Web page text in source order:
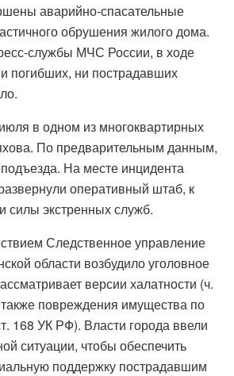
аварийно-спасательные
обрушения жилого дома.
службы МЧС России, в ходе
погибших, ни пострадавших
в одном из многоквартирных
По предварительным данным,
На месте инцидента
оперативный штаб, к
силы экстренных служб.
Следственное управление
области возбудило уголовное
версии халатности (ч.
повреждения имущества по
168 УК РФ). Власти города ввели
ситуации, чтобы обеспечить
поддержку пострадавшим